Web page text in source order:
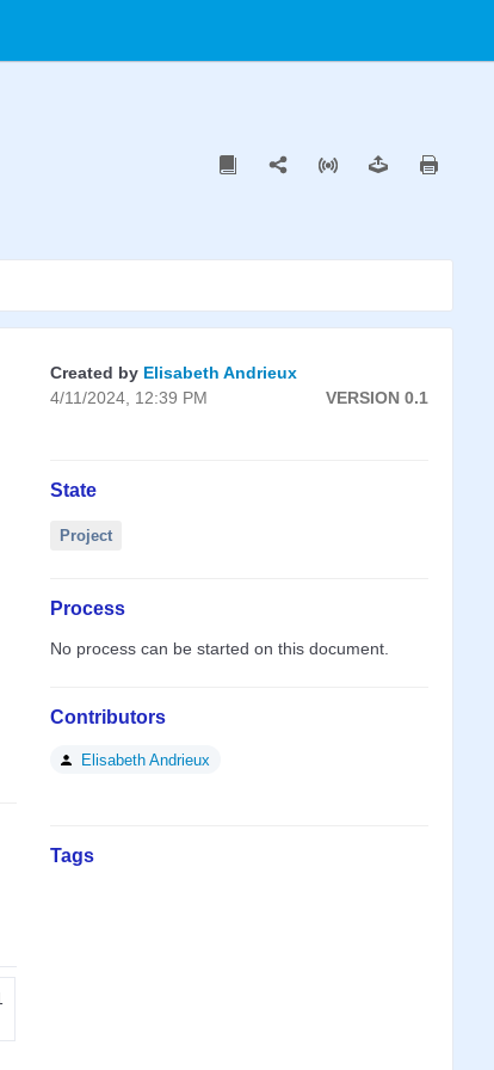
Created by Elisabeth Andrieux
4/11/2024, 12:39 PM
VERSION 0.1
State
Project
Process
No process can be started on this document.
Contributors
Elisabeth Andrieux
Tags